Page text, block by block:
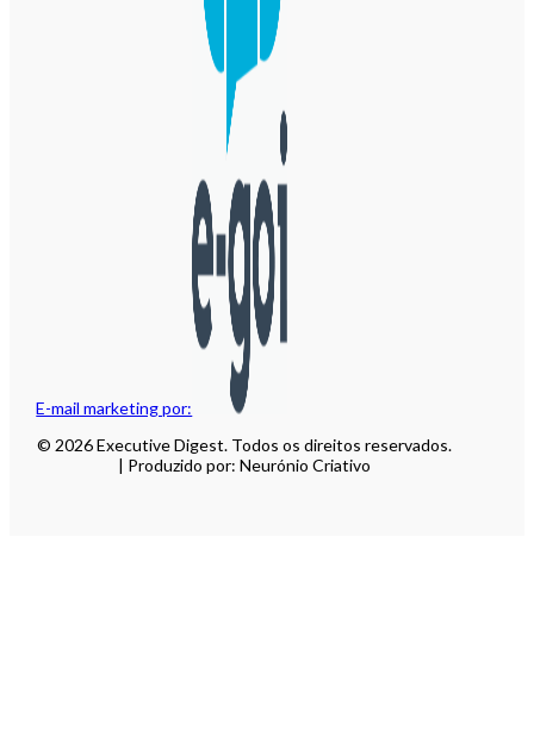
E-mail marketing por:
© 2026 Executive Digest. Todos os direitos reservados.
| Produzido por: Neurónio Criativo